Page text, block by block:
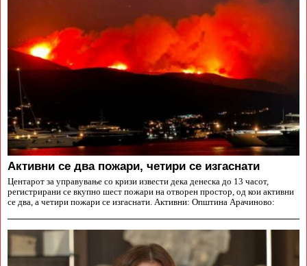
Aктивни се два пожари, четири се изгаснати
Центарот за управување со кризи извести дека денеска до 13 часот,
регистрирани се вкупно шест пожари на отворен простор, од кои активни
се два, а четири пожари се изгаснати. Активни: Општина Арачиново: